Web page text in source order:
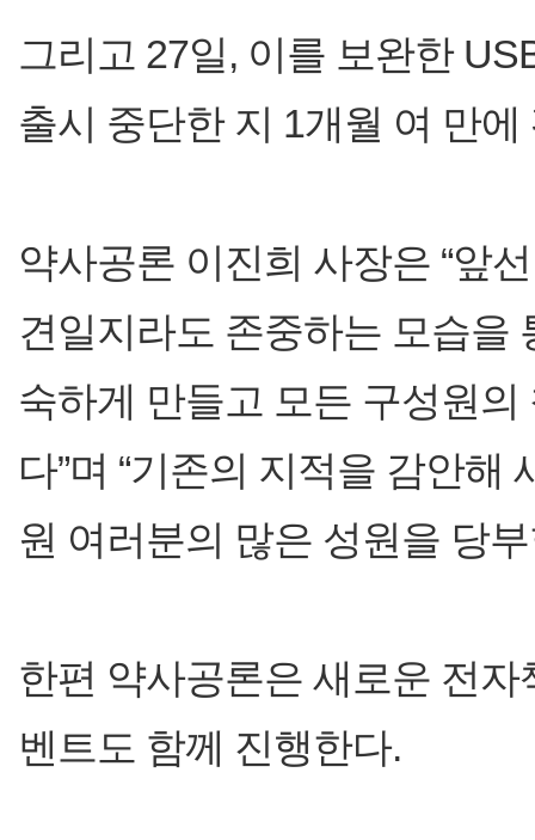
그리고 27일, 이를 보완한
출시 중단한 지 1개월 여 만
약사공론 이진희 사장은 “앞
견일지라도 존중하는 모습을
숙하게 만들고 모든 구성원의
다”며 “기존의 지적을 감안
원 여러분의 많은 성원을 당
한편 약사공론은 새로운 전
벤트도 함께 진행한다.